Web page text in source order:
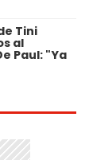
Tini
al
Paul: "Ya